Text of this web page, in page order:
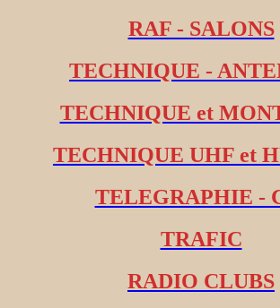
RAF - SALONS
TECHNIQUE -
TECHNIQUE et
TECHNIQUE UHF et
TELEGRAPHIE -
TRAFIC
RADIO CLUBS